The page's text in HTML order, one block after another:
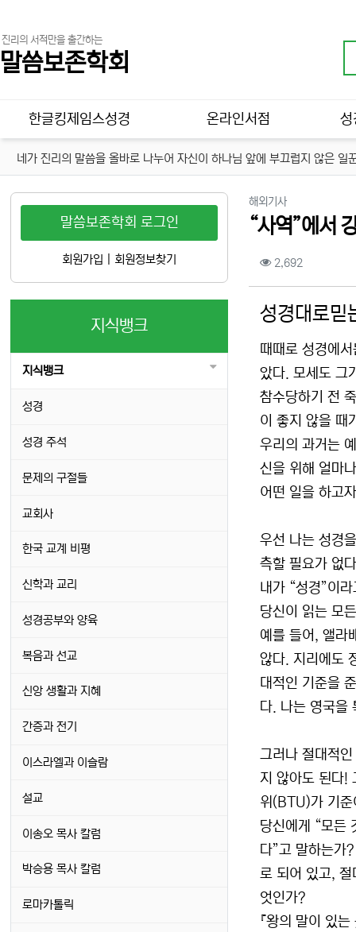
진리의 서적만을 출간하는
말씀보존학회
메인 메뉴
한글킹제임스성경 온라인서점 성
네가 진리의 말씀을 올바로 나누어 자신이 하나님 앞에 부끄럽지 않은
해외기사분류
“사역”에서
컨텐츠 정보
2,692
성경대로믿
때때로 성경에
았다. 모세도 그
참수당하기 전
이 좋지 않을 때
우리의 과거는
신을 위해 얼마
어떤 일을 하고
우선 나는 성경
측할 필요가 없
내가 “성경”이
당신이 읽는 모
예를 들어, 앨라
않다. 지리에도
대적인 기준을
다. 나는 영국을
그러나 절대적
지 않아도 된다!
위(BTU)가 기준
당신에게 “모든
다”고 말하는가
로 되어 있고,
엇인가?
『왕의 말이 있
말씀보존학회 로그인
회원가입 회원정보찾기
지식뱅크
지식뱅크
성경
성경 주석
문제의 구절들
교회사
한국 교계 비평
신학과 교리
성경공부와 양육
복음과 선교
신앙 생활과 지혜
간증과 전기
이스라엘과 이슬람
설교
이송오 목사 칼럼
박승용 목사 칼럼
로마카톨릭